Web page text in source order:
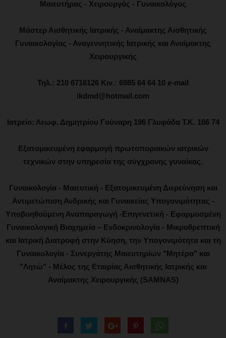
Μαιευτήρας - Χειρουργός - Γυναικολόγος
Μάστερ Αισθητικής Ιατρικής - Αναίμακτης Αισθητικής
Γυναικολογίας - Αναγεννητικής Ιατρικής και Αναίμακτης
Χειρουργικής
Τηλ.: 210 6716126 Κιν.: 6985 64 64 10 e-mail
ikdmd@hotmail.com
Ιατρείο: Λεωφ. Δημητρίου Γούναρη 196 Γλυφάδα Τ.Κ. 166 74
Εξατομικευμένη εφαρμογή πρωτοποριακών ιατρικών
τεχνικών στην υπηρεσία της σύγχρονης γυναίκας.
Γυναικολογία - Μαιευτική - Εξατομικευμένη Διερεύνηση και
Αντιμετώπιση Ανδρικής και Γυναικείας Υπογονιμότητας -
Υποβοηθούμενη Αναπαραγωγή -Επιγενετική - Εφαρμοσμένη
Γυναικολογική Βιοχημεία – Ενδοκρινολογία - Μικροθρεπτική
και Ιατρική Διατροφή στην Κύηση, την Υπογονιμότητα και τη
Γυναικολογία - Συνεργάτης Μαιευτηρίων "Μητέρα" και
"Λητώ" - Μέλος της Εταιρίας Αισθητικής Ιατρικής και
Αναίμακτης Χειρουργικής (SAMNAS)